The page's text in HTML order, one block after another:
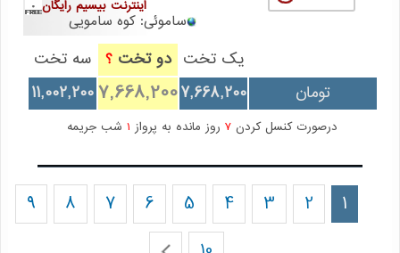
اینترنت بیسیم رایگان
ساموئی: کوه سامویی
یک تخت دو تخت؟
سه تخت
تومان
7,668,200
7,668,200
11,002,200
درصورت کنسل کردن 7 روز مانده به پرواز شب جریمه
1
2
3
4
5
6
7
8
9